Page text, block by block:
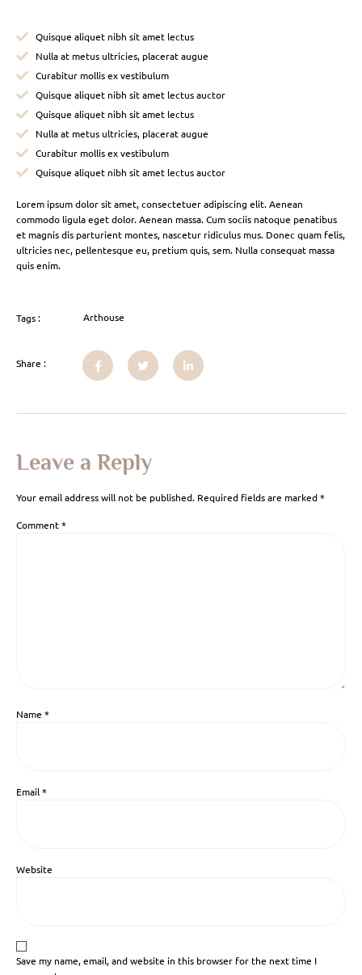
Quisque aliquet nibh sit amet lectus
Nulla at metus ultricies, placerat augue
Curabitur mollis ex vestibulum
Quisque aliquet nibh sit amet lectus auctor
Quisque aliquet nibh sit amet lectus
Nulla at metus ultricies, placerat augue
Curabitur mollis ex vestibulum
Quisque aliquet nibh sit amet lectus auctor
Lorem ipsum dolor sit amet, consectetuer adipiscing elit. Aenean
commodo ligula eget dolor. Aenean massa. Cum sociis natoque penatibus
et magnis dis parturient montes, nascetur ridiculus mus. Donec quam felis,
ultricies nec, pellentesque eu, pretium quis, sem. Nulla consequat massa
quis enim.
Tags : Arthouse
Share :
Leave a Reply
Your email address will not be published. Required fields are marked*
Comment*
Name *
Email*
Website
Save my name, email, and website in this browser for the next time I